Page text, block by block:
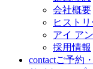
会社概要
ヒストリ
アイ ア
採用情報
contactご予約